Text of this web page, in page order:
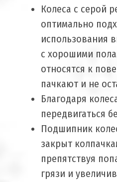
Колеса с серой
оптимально
использования
с хорошими
относятся к
пачкают и не
Благодаря
передвигаться
Подшипник
закрыт
препятствуя
грязи и